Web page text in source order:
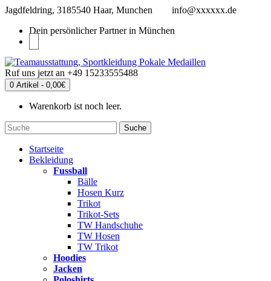
Jagdfeldring, 3185540 Haar, Munchen info@xxxxxx.de
Dein persönlicher Partner in München
Ruf uns jetzt an +49 15233555488
0 Artikel - 0,00€
Warenkorb ist noch leer.
Suche
Startseite
Bekleidung
Fussball
Bälle
Hosen Kurz
Trikot
Trikot-Sets
TW Handschuhe
TW Hosen
TW Trikot
Hoodies
Jacken